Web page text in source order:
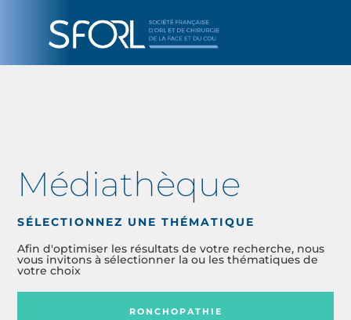
Médiathèque
SÉLECTIONNEZ UNE THÉMATIQUE
Afin d'optimiser les résultats de votre recherche, nous
vous invitons à sélectionner la ou les thématiques de
votre choix
RONCHOPATHIE